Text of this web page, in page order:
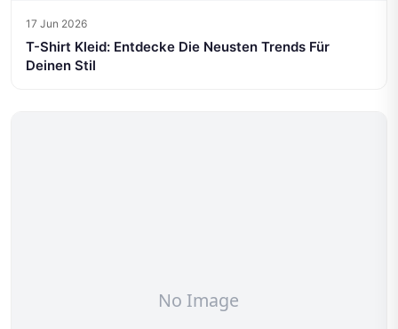
17 Jun 2026
T-Shirt Kleid: Entdecke Die Neusten Trends Für
Deinen Stil